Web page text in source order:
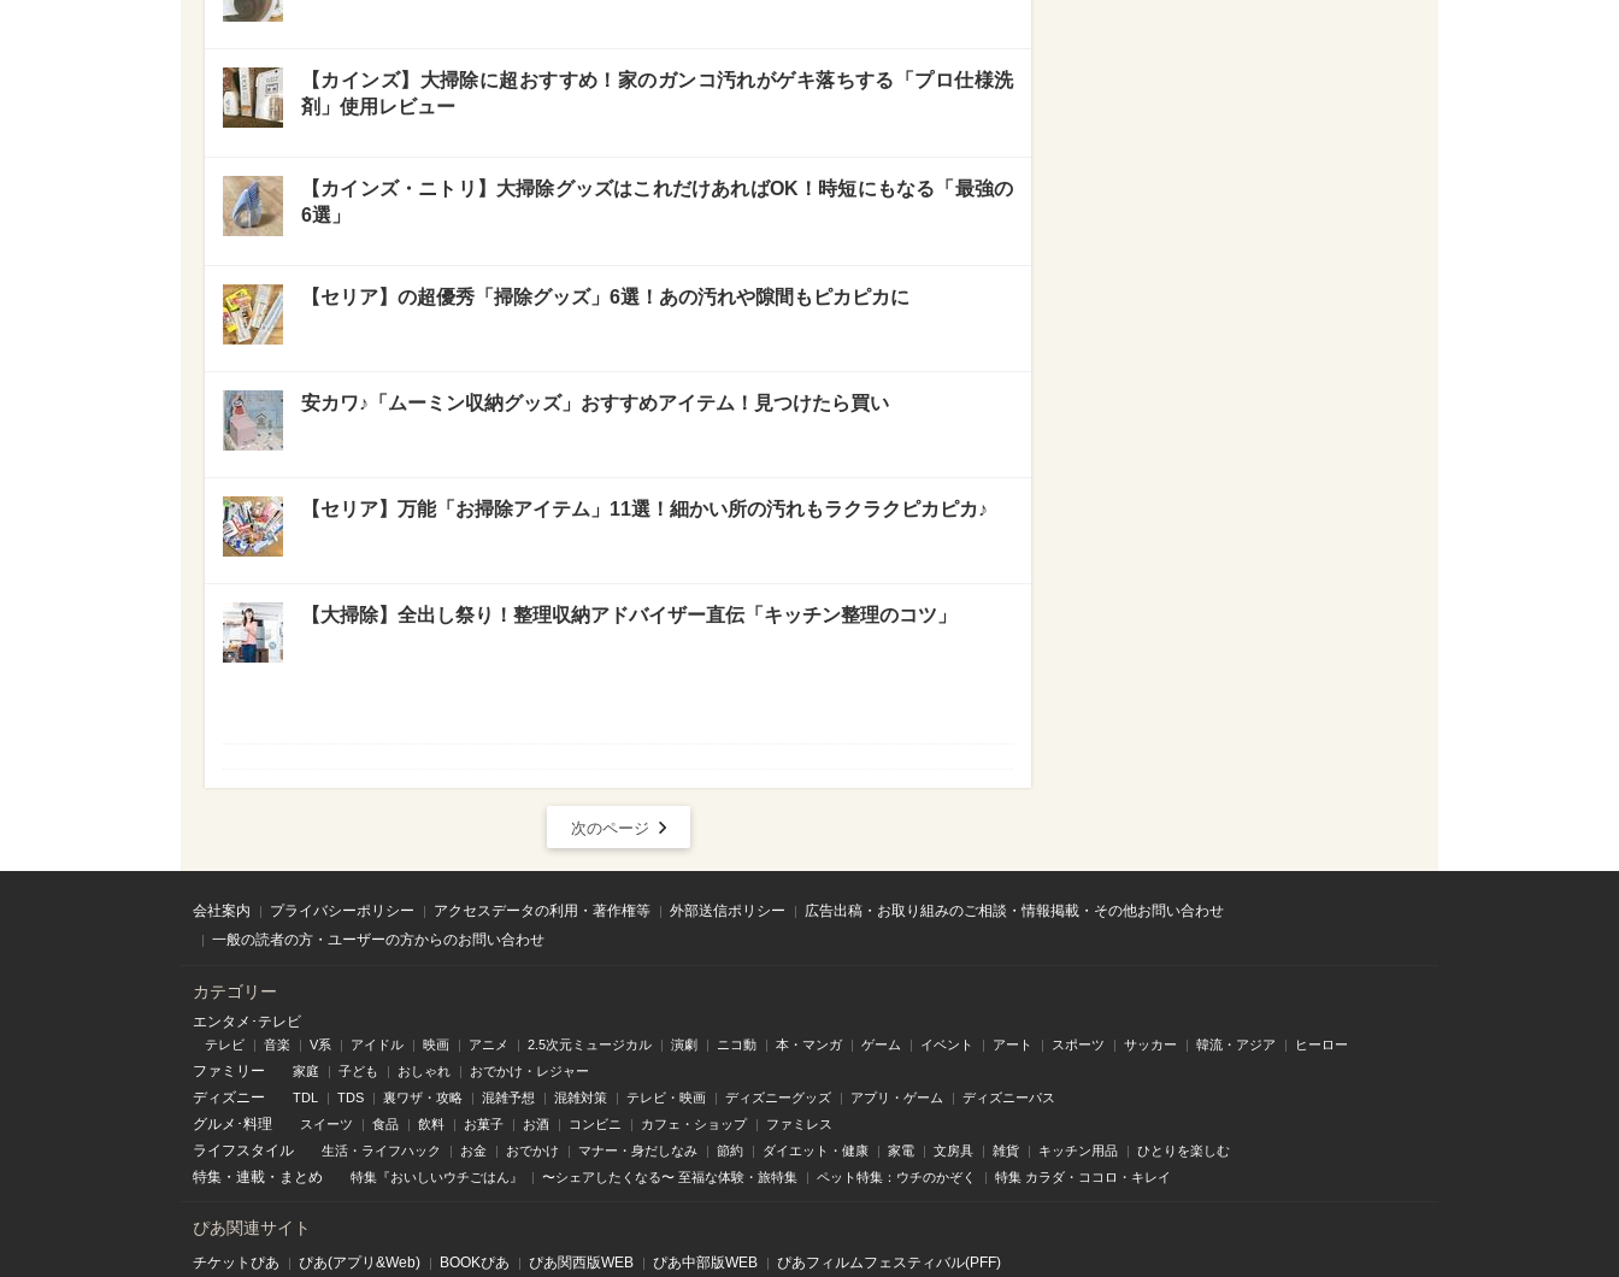
【カインズ】大掃除に超おすすめ！家のガンコ汚れがゲキ落ちする「プロ仕様洗
剤」使用レビュー
【カインズ・ニトリ】大掃除グッズはこれだけあればOK！時短にもなる「最強の
6選」
【セリア】の超優秀「掃除グッズ」6選！あの汚れや隙間もピカピカに
安カワ♪「ムーミン収納グッズ」おすすめアイテム！見つけたら買い
【セリア】万能「お掃除アイテム」11選！細かい所の汚れもラクラクピカピカ♪
【大掃除】全出し祭り！整理収納アドバイザー直伝「キッチン整理のコツ」
次のページ
会社案内 プライバシーポリシー アクセスデータの利用・著作権等 外部送信ポリシー
広告出稿・お取り組みのご相談・情報掲載・その他お問い合わせ
一般の読者の方・ユーザーの方からのお問い合わせ
カテゴリー
エンタメ･テレビ
テレビ 音楽 V系 アイドル 映画 アニメ 2.5次元ミュージカル 演劇 ニコ動 本・マンガ ゲーム イベント アート スポーツ サッカー 韓流・アジア ヒーロー
ファミリー 家庭 子ども おしゃれ おでかけ・レジャー
ディズニー TDL TDS 裏ワザ・攻略 混雑予想 混雑対策 テレビ・映画 ディズニーグッズ アプリ・ゲーム ディズニーパス
グルメ･料理 スイーツ 食品 飲料 お菓子 お酒 コンビニ カフェ・ショップ ファミレス
ライフスタイル 生活・ライフハック お金 おでかけ マナー・身だしなみ 節約 ダイエット・健康 家電 文房具 雑貨 キッチン用品 ひとりを楽しむ
特集 ・ 連載 ・ まとめ 特集『おいしいウチごはん』 〜シェアしたくなる〜 至福な体験・旅特集 ペット特集：ウチのかぞく 特集 カラダ・ココロ・キレイ
ぴあ関連サイト
チケットぴあ ぴあ(アプリ&Web) BOOKぴあ ぴあ関⻄版WEB ぴあ中部版WEB ぴあフィルムフェスティバル(PFF)